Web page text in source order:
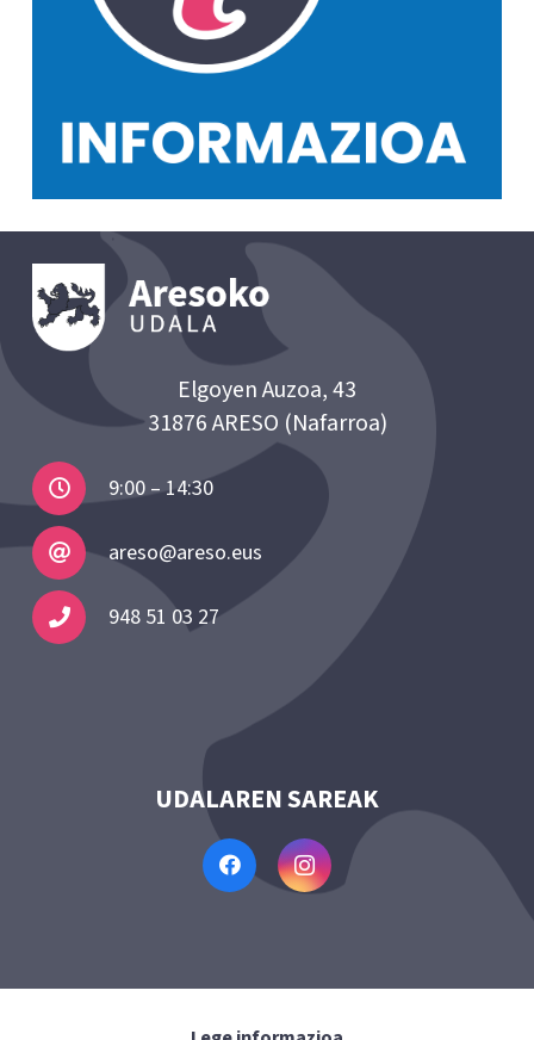
Elgoyen Auzoa, 43
31876 ARESO (Nafarroa)
9:00 – 14:30
areso@areso.eus
948 51 03 27
UDALAREN SAREAK